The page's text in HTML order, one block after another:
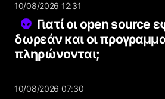
10/08/2026 12:31
Γιατί οι open source
δωρεάν και οι
πληρώνονται;
10/08/2026 07:30